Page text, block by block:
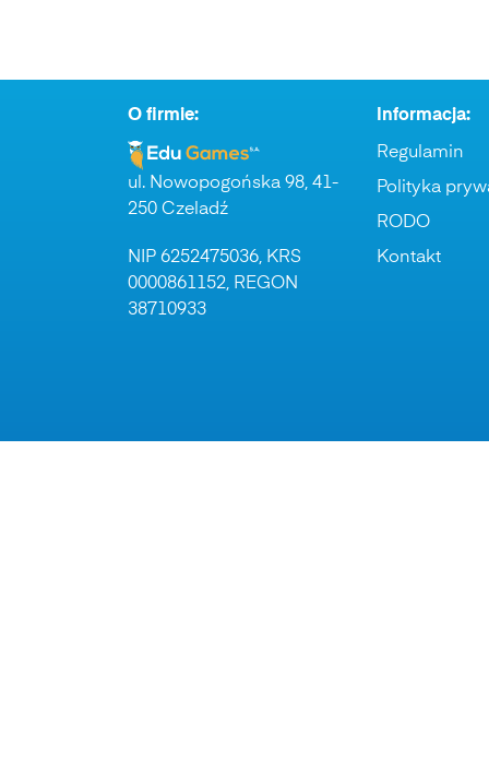
O firmie:
ul. Nowopogońska 98, 41-
250 Czeladź
NIP 6252475036, KRS
0000861152, REGON
38710933
Informacja:
Regulamin
Polityka
RODO
Kontakt